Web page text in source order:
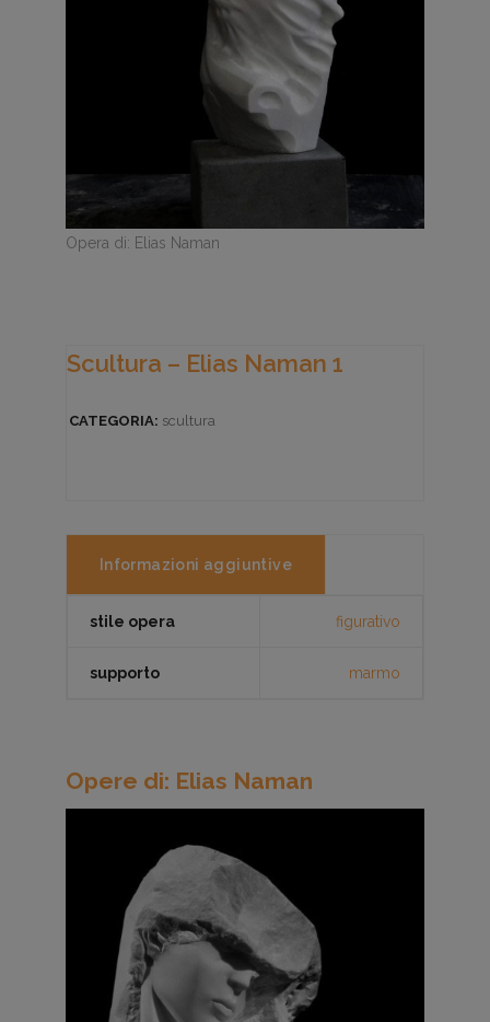
Opera di: Elias Naman
Scultura – Elias Naman 1
CATEGORIA: scultura
Informazioni aggiuntive
stile opera figurativo
supporto marmo
Opere di: Elias Naman